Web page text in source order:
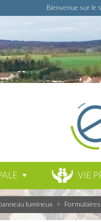
Bienvenue sur le
VIE
lumineux > Formulaires